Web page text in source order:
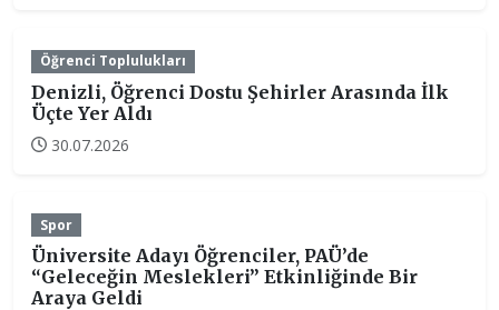
Öğrenci Toplulukları
Denizli, Öğrenci Dostu Şehirler Arasında İlk
Üçte Yer Aldı
30.07.2026
Spor
Üniversite Adayı Öğrenciler, PAÜ’de
“Geleceğin Meslekleri” Etkinliğinde Bir
Araya Geldi